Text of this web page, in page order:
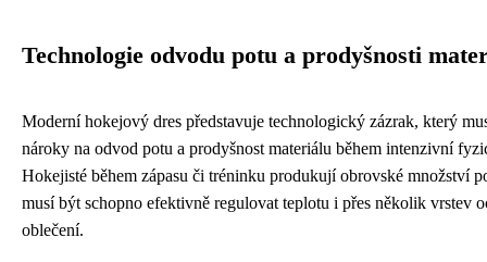
Technologie odvodu potu a prodyšnosti
Moderní hokejový dres představuje technologický zázrak, který
nároky na odvod potu a prodyšnost materiálu během intenzivní
Hokejisté během zápasu či tréninku produkují obrovské množství
musí být schopno efektivně regulovat teplotu i přes několik vrstev
oblečení.